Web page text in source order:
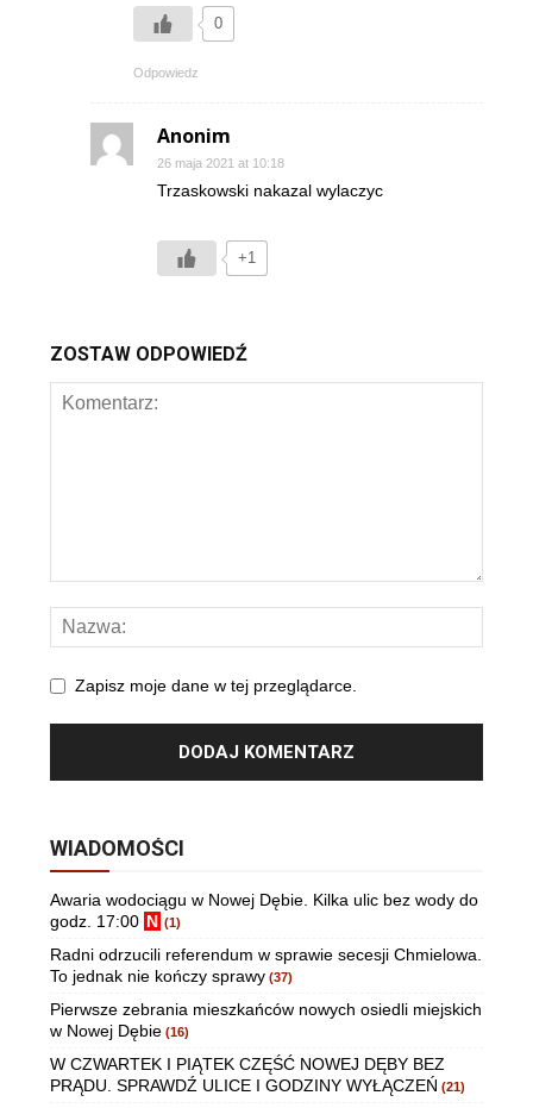
0
Odpowiedz
Anonim
26 maja 2021 at 10:18
Trzaskowski nakazal wylaczyc
+1
ZOSTAW ODPOWIEDŹ
Zapisz moje dane w tej przeglądarce.
WIADOMOŚCI
Awaria wodociągu w Nowej Dębie. Kilka ulic bez wody do
godz. 17:00 N (1)
Radni odrzucili referendum w sprawie secesji Chmielowa.
To jednak nie kończy sprawy (37)
Pierwsze zebrania mieszkańców nowych osiedli miejskich
w Nowej Dębie (16)
W CZWARTEK I PIĄTEK CZĘŚĆ NOWEJ DĘBY BEZ
PRĄDU. SPRAWDŹ ULICE I GODZINY WYŁĄCZEŃ (21)